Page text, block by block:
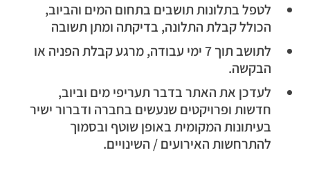
לטפל בתלונות תושבים בתחום המים והביוב,
הכולל קבלת התלונה, בדיקתה ומתן תשובה
לתושב תוך 7 ימי עבודה, מרגע קבלת הפניה או
הבקשה.
לעדכן את האתר בדבר תעריפי מים וביוב,
חדשות ופרויקטים שנעשים בחברה ודברור ישיר
בעיתונות המקומית באופן שוטף ובסמוך
להתרחשות האירועים / השינויים.